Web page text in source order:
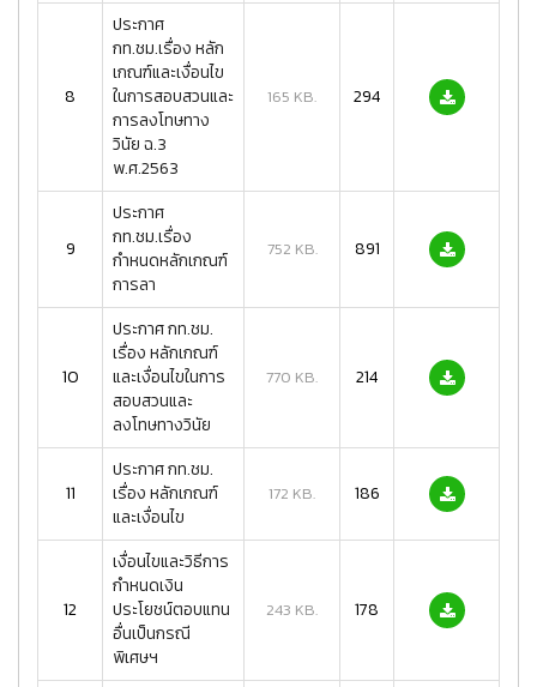
8
ประกาศ
กท.ชม.เรื่อง หลัก
เกณฑ์และเงื่อนไข
ในการสอบสวนและ
การลงโทษทาง
วินัย ฉ.3
พ.ศ.2563
165 KB. 294
9
ประกาศ
กท.ชม.เรื่อง
กำหนดหลักเกณฑ์
การลา
752 KB. 891
10
ประกาศ กท.ชม.
เรื่อง หลักเกณฑ์
และเงื่อนไขในการ
สอบสวนและ
ลงโทษทางวินัย
770 KB. 214
11
ประกาศ กท.ชม.
เรื่อง หลักเกณฑ์
และเงื่อนไข
172 KB. 186
12
เงื่อนไขและวิธีการ
กำหนดเงิน
ประโยชน์ตอบแทน
อื่นเป็นกรณี
พิเศษฯ
243 KB. 178